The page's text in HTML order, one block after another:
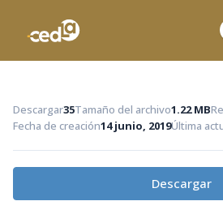
Descargar35Tamaño del archivo1.22 MB
Fecha de creación14 junio, 2019Última
Descargar